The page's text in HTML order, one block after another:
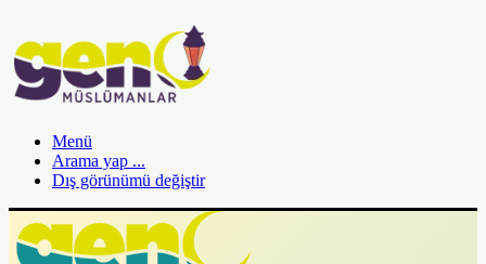
Menü
Arama yap ...
Dış görünümü değiştir